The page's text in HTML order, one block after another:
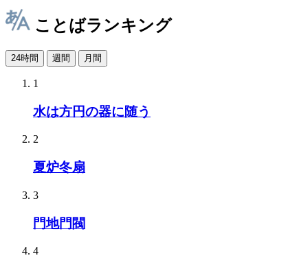
ことばランキング
24時間 週間 月間
1
水は方円の器に随う
2
夏炉冬扇
3
門地門閥
4